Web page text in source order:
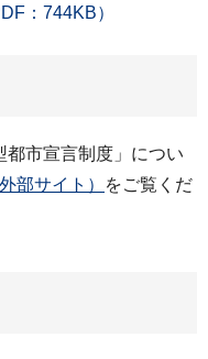
：744KB）
都市宣言制度」につい
部サイト）
をご覧くだ